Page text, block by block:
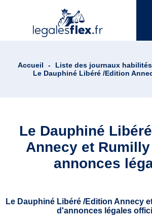
Accueil - Liste des journaux habilités
Le Dauphiné Libéré /Edition
Le Dauphiné
Annecy et
annonces
Le Dauphiné Libéré /Edition Annecy
d'annonces légales